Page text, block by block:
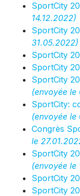
SportCity
14.12.2022)
SportCity
31.05.2022)
SportCity
SportCity
SportCity
(envoyée le
SportCity:
(envoyée
Congrès
le
SportCity
(envoyée le
SportCity
SportCity